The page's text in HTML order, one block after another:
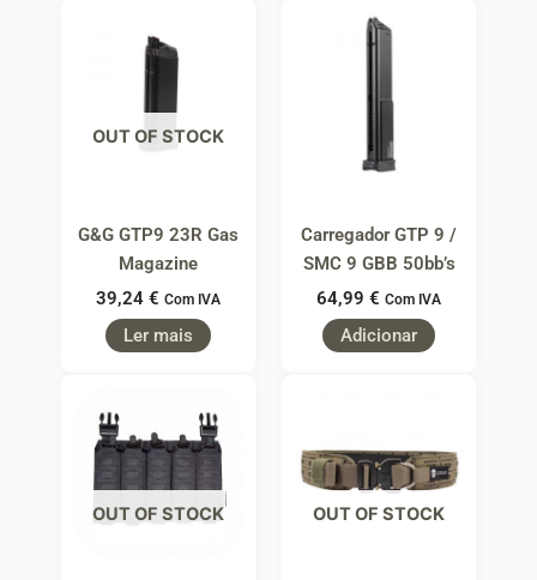
OUT OF STOCK
G&G GTP9 23R Gas
Magazine
39,24 € Com IVA
Ler mais
Carregador GTP 9 /
SMC 9 GBB 50bb’s
64,99 € Com IVA
Adicionar
OUT OF STOCK OUT OF STOCK